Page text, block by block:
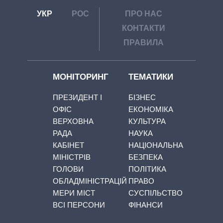
УКР РОС
ПРО НАС
КОНТАКТИ
ПРАВИЛА
МОНІТОРИНГ
ПРЕЗИДЕНТ І
ОФІС
ВЕРХОВНА
РАДА
КАБІНЕТ
МІНІСТРІВ
ГОЛОВИ
ОБЛАДМІНІСТРАЦІЙ
МЕРИ МІСТ
ВСІ ПЕРСОНИ
ТЕМАТИКИ
БІЗНЕС
ЕКОНОМІКА
КУЛЬТУРА
НАУКА
НАЦІОНАЛЬНА
БЕЗПЕКА
ПОЛІТИКА
ПРАВО
СУСПІЛЬСТВО
ФІНАНСИ